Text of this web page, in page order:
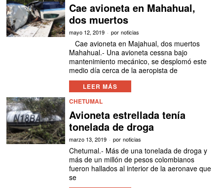
Cae avioneta en Mahahual,
dos muertos
mayo 12, 2019 por noticias
Cae avioneta en Majahual, dos muertos
Mahahual.- Una avioneta cessna bajo
mantenimiento mecánico, se desplomó este
medio día cerca de la aeropista de
LEER MÁS
CHETUMAL
Avioneta estrellada tenía
tonelada de droga
marzo 13, 2019 por noticias
Chetumal.- Más de una tonelada de droga y
más de un millón de pesos colombianos
fueron hallados al interior de la aeronave que
se